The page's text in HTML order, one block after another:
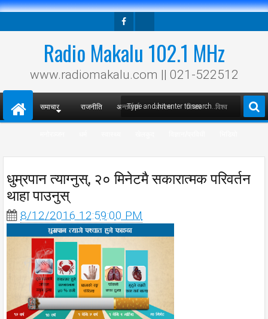
Radio Makalu 102.1 MHz
www.radiomakalu.com || 021-522512
समाचार राजनीति अन्तर्वार्ता अपराध विचार विश्व
धुम्रपान त्याग्नुस्, २० मिनेटमै सकारात्मक परिवर्तन
थाहा पाउनुस्
8/12/2016 12:59:00 PM